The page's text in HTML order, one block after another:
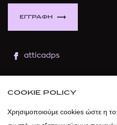
ΕΓΓΡΑΦΗ
atticadps
atticadps
COOKIE POLICY
Χρησιμοποιούμε cookies ώστε η